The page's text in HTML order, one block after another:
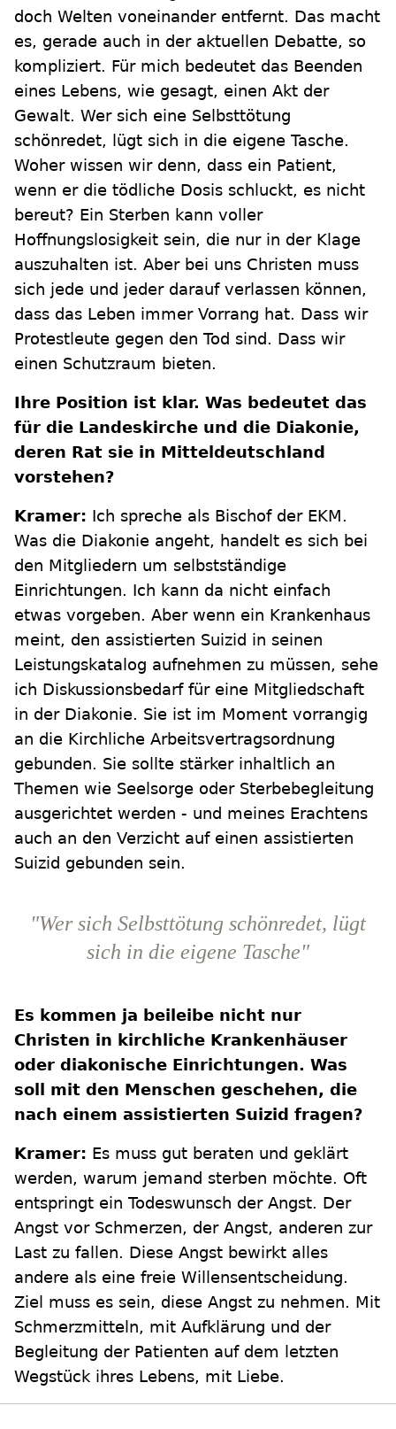
doch Welten voneinander entfernt. Das macht
es, gerade auch in der aktuellen Debatte, so
kompliziert. Für mich bedeutet das Beenden
eines Lebens, wie gesagt, einen Akt der
Gewalt. Wer sich eine Selbsttötung
schönredet, lügt sich in die eigene Tasche.
Woher wissen wir denn, dass ein Patient,
wenn er die tödliche Dosis schluckt, es nicht
bereut? Ein Sterben kann voller
Hoffnungslosigkeit sein, die nur in der Klage
auszuhalten ist. Aber bei uns Christen muss
sich jede und jeder darauf verlassen können,
dass das Leben immer Vorrang hat. Dass wir
Protestleute gegen den Tod sind. Dass wir
einen Schutzraum bieten.
Ihre Position ist klar. Was bedeutet das
für die Landeskirche und die Diakonie,
deren Rat sie in Mitteldeutschland
vorstehen?
Kramer: Ich spreche als Bischof der EKM.
Was die Diakonie angeht, handelt es sich bei
den Mitgliedern um selbstständige
Einrichtungen. Ich kann da nicht einfach
etwas vorgeben. Aber wenn ein Krankenhaus
meint, den assistierten Suizid in seinen
Leistungskatalog aufnehmen zu müssen, sehe
ich Diskussionsbedarf für eine Mitgliedschaft
in der Diakonie. Sie ist im Moment vorrangig
an die Kirchliche Arbeitsvertragsordnung
gebunden. Sie sollte stärker inhaltlich an
Themen wie Seelsorge oder Sterbebegleitung
ausgerichtet werden - und meines Erachtens
auch an den Verzicht auf einen assistierten
Suizid gebunden sein.
"Wer sich Selbsttötung schönredet, lügt
sich in die eigene Tasche"
Es kommen ja beileibe nicht nur
Christen in kirchliche Krankenhäuser
oder diakonische Einrichtungen. Was
soll mit den Menschen geschehen, die
nach einem assistierten Suizid fragen?
Kramer: Es muss gut beraten und geklärt
werden, warum jemand sterben möchte. Oft
entspringt ein Todeswunsch der Angst. Der
Angst vor Schmerzen, der Angst, anderen zur
Last zu fallen. Diese Angst bewirkt alles
andere als eine freie Willensentscheidung.
Ziel muss es sein, diese Angst zu nehmen. Mit
Schmerzmitteln, mit Aufklärung und der
Begleitung der Patienten auf dem letzten
Wegstück ihres Lebens, mit Liebe.